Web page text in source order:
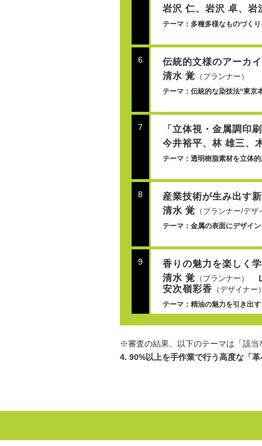
岩沢 仁、岩沢 卓、岩
テーマ：多種多様なものづく
6
伝統的文様のアーカ
清水 覚 （プランナー）
テーマ：伝統的な染技法“東京
7
「立体視・金属調印
今井裕平、林 雄三、
テーマ：透明樹脂素材を立体
8
産業技術が生み出す
清水 覚 （プランナー/デザ
テーマ：金属の表面にデザイ
9
香りの魅力を楽しく
清水 覚 （プランナー）
安次嶺彩香 （デザイナー
テーマ：精油の魅力を引き出
※審査の結果、以下のテーマは「該当
4. 90%以上を手作業で行う高度な「